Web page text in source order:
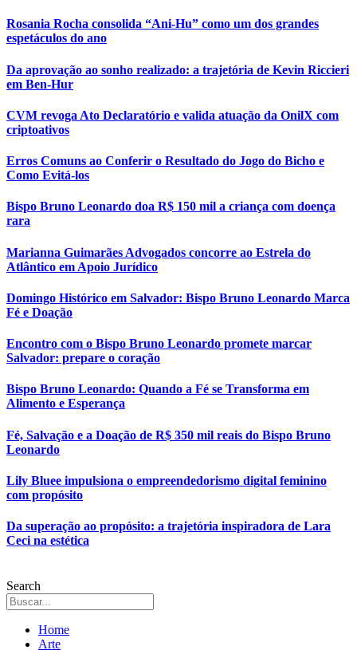
Rosania Rocha consolida “Ani-Hu” como um dos grandes
espetáculos do ano
Da aprovação ao sonho realizado: a trajetória de Kevin Riccieri
em Ben-Hur
CVM revoga Ato Declaratório e valida atuação da OnilX com
criptoativos
Erros Comuns ao Conferir o Resultado do Jogo do Bicho e
Como Evitá-los
Bispo Bruno Leonardo doa R$ 150 mil a criança com doença
rara
Marianna Guimarães Advogados concorre ao Estrela do
Atlântico em Apoio Jurídico
Domingo Histórico em Salvador: Bispo Bruno Leonardo Marca
Fé e Doação
Encontro com o Bispo Bruno Leonardo promete marcar
Salvador: prepare o coração
Bispo Bruno Leonardo: Quando a Fé se Transforma em
Alimento e Esperança
Fé, Salvação e a Doação de R$ 350 mil reais do Bispo Bruno
Leonardo
Lily Bluee impulsiona o empreendedorismo digital feminino
com propósito
Da superação ao propósito: a trajetória inspiradora de Lara
Ceci na estética
Search
Home
Arte